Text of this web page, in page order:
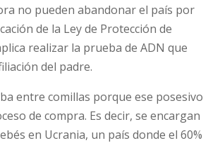
no pueden abandonar el país por
de la Ley de Protección de
realizar la prueba de ADN que
del padre.
entre comillas porque ese posesivo
de compra. Es decir, se encargan
en Ucrania, un país donde el 60%